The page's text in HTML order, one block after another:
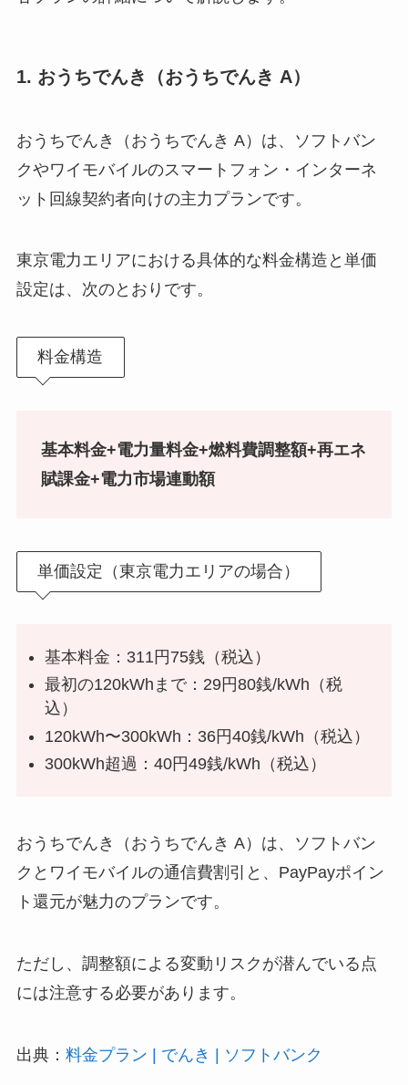
1. おうちでんき（おうちでんき A）
おうちでんき（おうちでんき A）は、ソフトバン
クやワイモバイルのスマートフォン・インターネ
ット回線契約者向けの主力プランです。
東京電力エリアにおける具体的な料金構造と単価
設定は、次のとおりです。
料金構造
基本料金+電力量料金+燃料費調整額+再エネ
賦課金+電力市場連動額
単価設定（東京電力エリアの場合）
基本料金：311円75銭（税込）
最初の120kWhまで：29円80銭/kWh（税
込）
120kWh〜300kWh：36円40銭/kWh（税込）
300kWh超過：40円49銭/kWh（税込）
おうちでんき（おうちでんき A）は、ソフトバン
クとワイモバイルの通信費割引と、PayPayポイン
ト還元が魅力のプランです。
ただし、調整額による変動リスクが潜んでいる点
には注意する必要があります。
出典： 料金プラン | でんき | ソフトバンク